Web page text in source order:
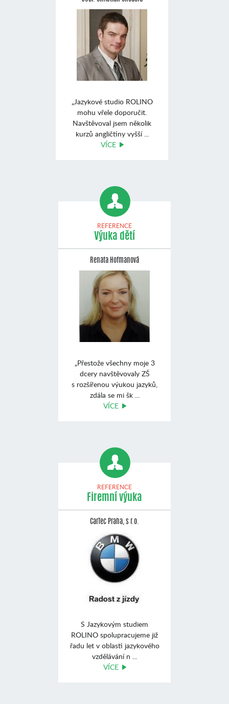
„Jazykové studio ROLINO
mohu vřele doporučit.
Navštěvoval jsem několik
kurzů angličtiny vyšší ...
VÍCE
REFERENCE
Výuka dětí
Renata Hofmanová
„Přestože všechny moje 3
dcery navštěvovaly ZŠ
s rozšířenou výukou jazyků,
zdála se mi šk ...
VÍCE
REFERENCE
Firemní výuka
CarTec Praha, s r.o.
S Jazykovým studiem
ROLINO spolupracujeme již
řadu let v oblasti jazykového
vzdělávání n ...
VÍCE